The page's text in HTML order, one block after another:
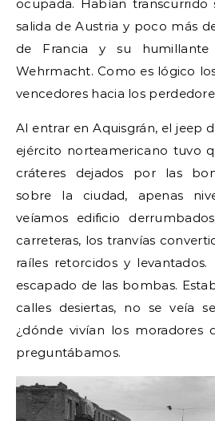
ocupada. Habían transcurrido
salida de Austria y poco más
de Francia y su
Wehrmacht. Como es lógico
vencedores hacia los
Al entrar en Aquisgrán, el jeep
ejército norteamericano tuvo
cráteres dejados por las
sobre la ciudad, apenas
veíamos edificio
carreteras, los tranvías
raíles retorcidos y
escapado de las bombas.
calles desiertas, no se veía
¿dónde vivían los moradores
preguntábamos.